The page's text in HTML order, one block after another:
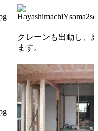
クレーンも出動し、
ます。